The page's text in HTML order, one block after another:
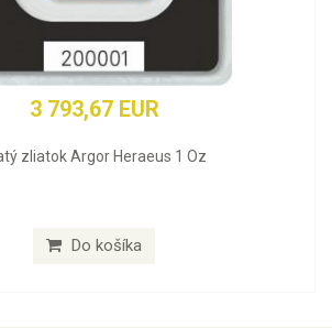
3 793,67 EUR
zliatok Argor Heraeus 1 Oz
Do košíka